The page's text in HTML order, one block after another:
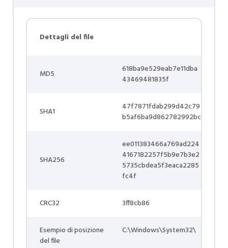
Dettagli del file
MD5
618ba9e529eab7e11dba
43469481835f
SHA1
47f7871fdab299d42c79
b5af6ba9d862782992bc
SHA256
ee011383466a769ad224
4167182257f5b9e7b3e2
5735cbdea5f3eaca2285
fc4f
CRC32 3ff8cb86
Esempio di posizione
del file
C:\Windows\System32\